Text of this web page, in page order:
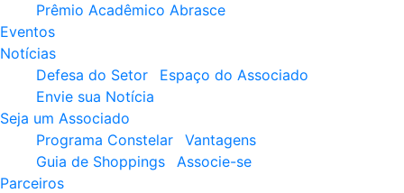
Prêmio Acadêmico Abrasce
Eventos
Notícias
Defesa do Setor
Espaço do Associado
Envie sua Notícia
Seja um Associado
Programa Constelar
Vantagens
Guia de Shoppings
Associe-se
Parceiros